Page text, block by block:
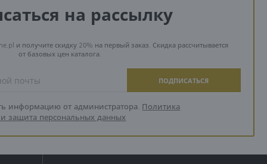
на рассылку
и получите скидку 20% на первый заказ. Скидка рассчитывается
от базовых цен каталога.
ПОДПИСАТЬСЯ
информацию от администратора. Политика
защита персональных данных